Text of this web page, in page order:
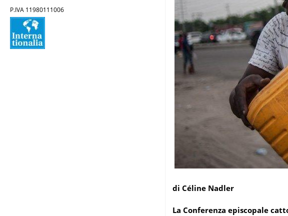
P.IVA 11980111006
di Céline Nadler
La Conferenza episcopale